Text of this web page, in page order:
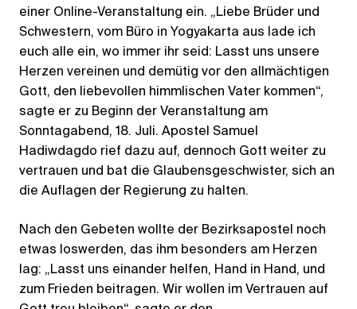
einer Online-Veranstaltung ein. „Liebe Brüder und
Schwestern, vom Büro in Yogyakarta aus lade ich
euch alle ein, wo immer ihr seid: Lasst uns unsere
Herzen vereinen und demütig vor den allmächtigen
Gott, den liebevollen himmlischen Vater kommen“,
sagte er zu Beginn der Veranstaltung am
Sonntagabend, 18. Juli. Apostel Samuel
Hadiwdagdo rief dazu auf, dennoch Gott weiter zu
vertrauen und bat die Glaubensgeschwister, sich an
die Auflagen der Regierung zu halten.
Nach den Gebeten wollte der Bezirksapostel noch
etwas loswerden, das ihm besonders am Herzen
lag: „Lasst uns einander helfen, Hand in Hand, und
zum Frieden beitragen. Wir wollen im Vertrauen auf